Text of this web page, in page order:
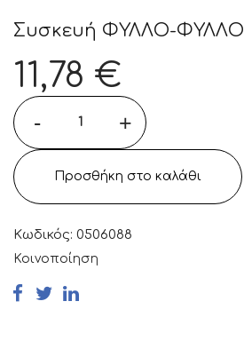
Συσκευή ΦΥΛΛΟ-ΦΥΛΛΟ
11,78 €
- +
Προσθήκη στο καλάθι
Κωδικός: 0506088
Κοινοποίηση